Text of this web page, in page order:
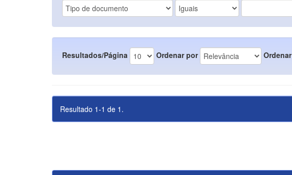
Resultados/Página Ordenar por Ordenar
Resultado 1-1 de 1.